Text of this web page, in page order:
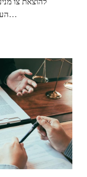
העובדים קראו: “לא חותמים בלי זכויות – זה…